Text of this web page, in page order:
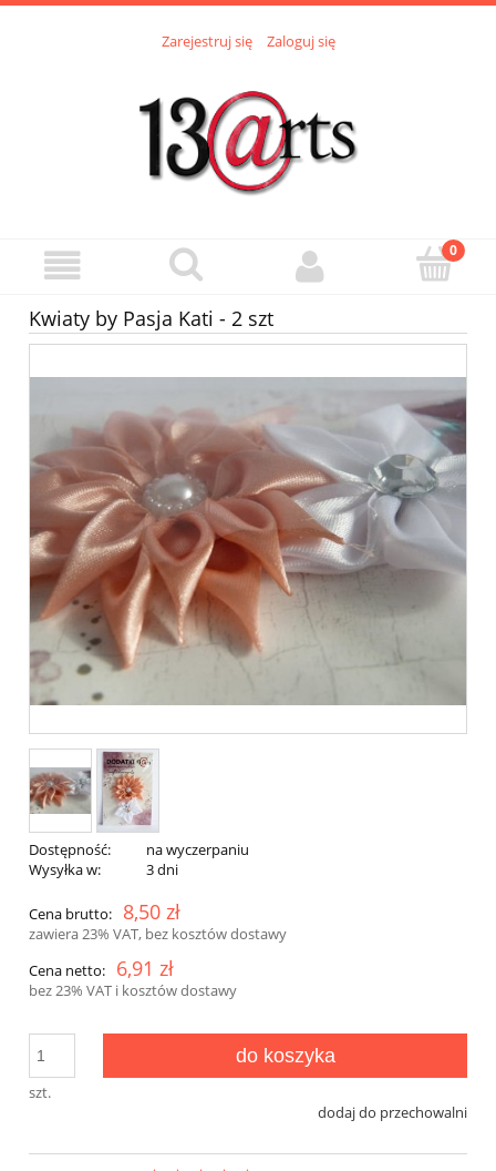
Zarejestruj się Zaloguj się
Kwiaty by Pasja Kati - 2 szt
Dostępność:
na wyczerpaniu
Wysyłka w:
3 dni
Cena brutto: 8,50 zł
zawiera 23% VAT, bez kosztów dostawy
Cena netto:
6,91 zł
bez 23% VAT i kosztów dostawy
szt.
do koszyka
dodaj do przechowalni